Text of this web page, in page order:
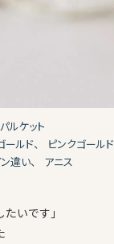
パルケット
ールド、 ピンクゴールド
違い、 アニス
いです」